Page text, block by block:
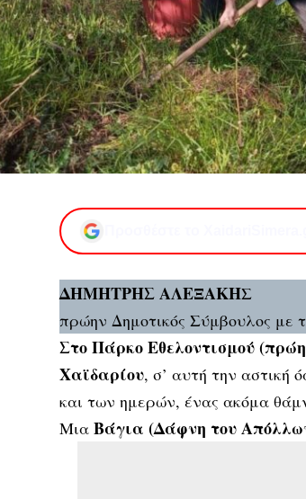
ΔΗΜΗΤΡΗΣ ΑΛΕΞΑΚΗΣ
πρώην Δημοτικός Σύμβουλος με
Στο Πάρκο Εθελοντισμού
Χαϊδαρίου, σ’ αυτή την αστική
και των ημερών, ένας ακόμα
Μια Βάγια (Δάφνη του